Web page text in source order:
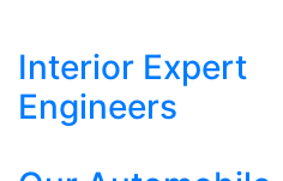
Interior Expert
Engineers